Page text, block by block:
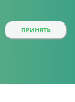
ПРИНЯТЬ